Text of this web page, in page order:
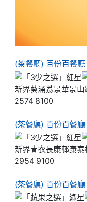
(茶餐廳) 百份百餐
新界葵涌荔景華景
2574 8100
(茶餐廳) 百份百餐
新界青衣長康邨康
2954 9100
(茶餐廳) 百份百餐